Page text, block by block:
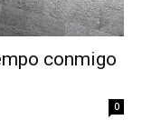
conmigo
0